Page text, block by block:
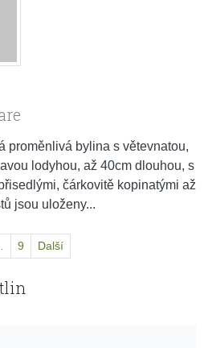
proměnlivá bylina s větevnatou,
lodyhou, až 40cm dlouhou, s
čárkovitě kopinatými až
jsou uloženy...
9 Další